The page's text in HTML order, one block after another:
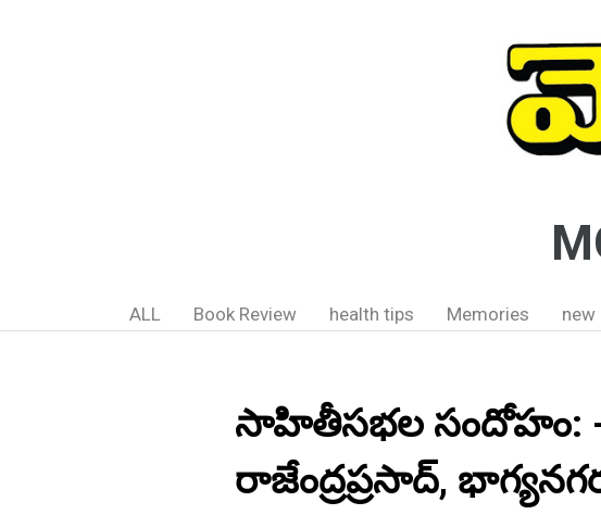
ALL Book Review health tips Memories new
సాహితీసభల సందోహం: -
రాజేంద్రప్రసాద్,